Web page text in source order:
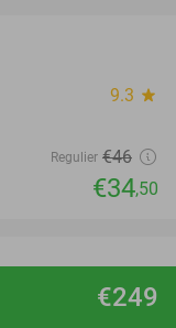
€249
9.3 star
Regulier €46
€34,50
30%